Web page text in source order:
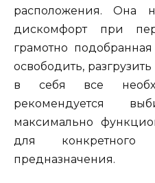
расположения. Она
дискомфорт при
грамотно
освободить,
в себя все
рекомендуется
максимально
для конкретного
предназначения.